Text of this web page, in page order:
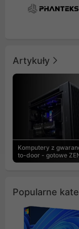
Artykuły
Komputery z
to-door - gotowe
Popularne